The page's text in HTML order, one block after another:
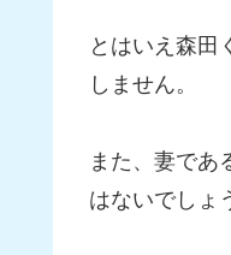
とはいえ森田
しません。
また、妻であ
はないでしょ